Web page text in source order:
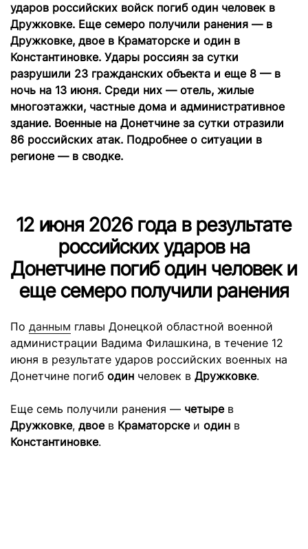
ударов российских войск погиб один человек в
Дружковке. Еще семеро получили ранения — в
Дружковке, двое в Краматорске и один в
Константиновке. Удары россиян за сутки
разрушили 23 гражданских объекта и еще 8 — в
ночь на 13 июня. Среди них — отель, жилые
многоэтажки, частные дома и административное
здание. Военные на Донетчине за сутки отразили
86 российских атак. Подробнее о ситуации в
регионе — в сводке.
12 июня 2026 года в результате
российских ударов на
Донетчине погиб один человек и
еще семеро получили ранения
По данным главы Донецкой областной военной
администрации Вадима Филашкина, в течение 12
июня в результате ударов российских военных на
Донетчине погиб один человек в Дружковке.
Еще семь получили ранения — четырев
Дружковке, двоев Краматорскеи один в
Константиновке.